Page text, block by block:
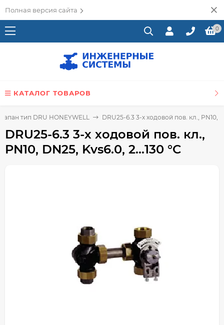
Полная версия сайта
0
КАТАЛОГ ТОВАРОВ
тип DRU HONEYWELL DRU25-6.3 3-х ходовой пов. кл., PN10,
DRU25-6.3 3-х ходовой пов. кл.,
PN10, DN25, Kvs6.0, 2...130 °C